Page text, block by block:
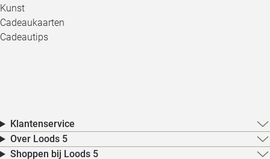
Kunst
Cadeaukaarten
Cadeautips
Klantenservice
Over Loods 5
Shoppen bij Loods 5